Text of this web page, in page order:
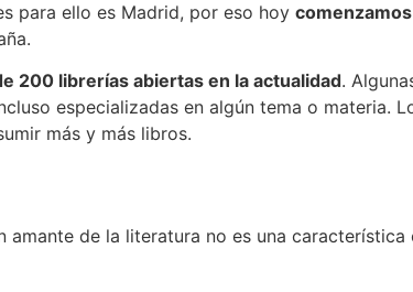
para ello es Madrid, por eso hoy
200 librerías abiertas en la actualidad.
especializadas en algún tema o materia.
más y más libros.
de la literatura no es una